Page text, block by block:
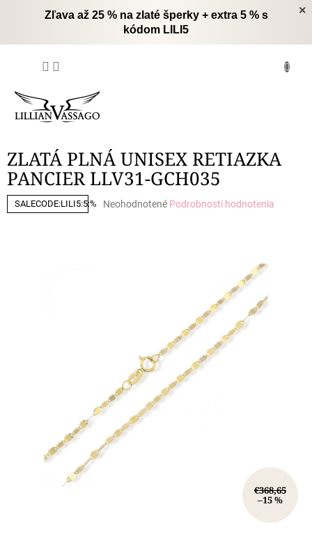
×
Zľava až 25 % na zlaté šperky + extra 5 % s
kódom LILI5
ZLATÁ PLNÁ UNISEX RETIAZKA
PANCIER LLV31-GCH035
SALECODE:LILI5:5:%
Priemerné
Neohodnotené Podrobnosti hodnotenia
€368,65
–15 %